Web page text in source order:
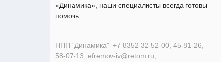
«Динамика», наши специалисты всегда готовы
помочь.
НПП "Динамика"; +7 8352 32-52-00, 45-81-26,
58-07-13; efremov-iv@retom.ru;